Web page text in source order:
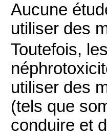
Aucune
utiliser des
Toutefois,
utiliser des
(tels que
conduire et